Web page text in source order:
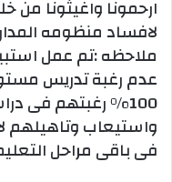
ارحمونا واغيثونا
لافساد منظومه
ملاحظه :تم عمل
عدم رغبة تدريس
100% رغبتهم فى
واستيعاب وتاهيلهم
فى باقى مراحل